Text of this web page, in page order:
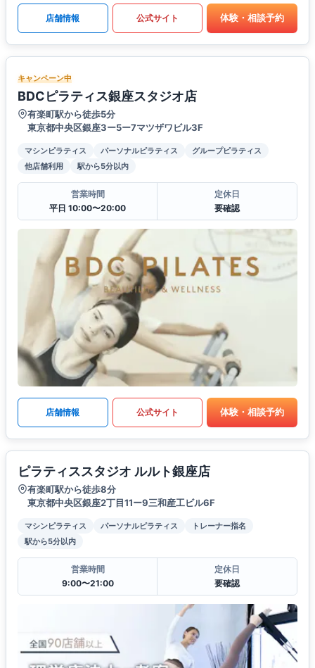
店舗情報 公式サイト 体験・相談予約
キャンペーン中
BDCピラティス銀座スタジオ店
有楽町駅から徒歩5分
東京都中央区銀座3ー5ー7マツザワビル3F
マシンピラティス パーソナルピラティス
グループピラティス
他店舗利用
駅から5分以内
営業時間
平日 10:00〜20:00
定休日
要確認
店舗情報 公式サイト 体験・相談予約
ピラティススタジオ ルルト銀座店
有楽町駅から徒歩8分
東京都中央区銀座2丁目11ー9三和産工ビル6F
マシンピラティス パーソナルピラティス
トレーナー指名
駅から5分以内
営業時間
9:00〜21:00
定休日
要確認